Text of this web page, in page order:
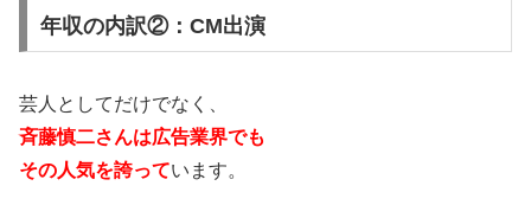
年収の内訳②：CM出演
芸人としてだけでなく、
斉藤慎二さんは広告業界でも
その人気を誇っています。